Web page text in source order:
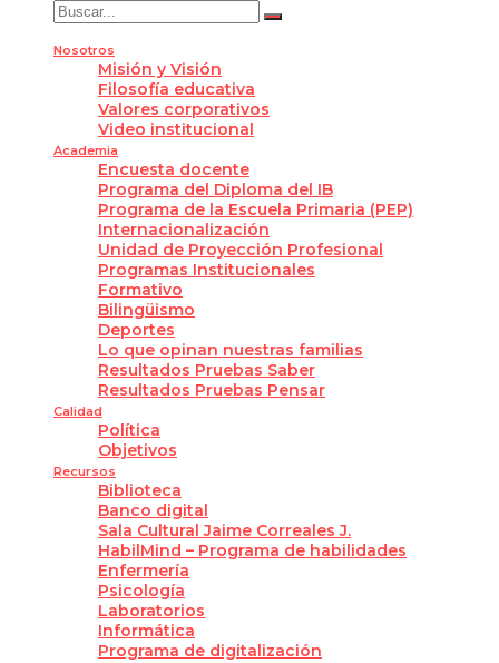
Nosotros
Misión y Visión
Filosofía educativa
Valores corporativos
Video institucional
Academia
Encuesta docente
Programa del Diploma del IB
Programa de la Escuela Primaria (PEP)
Internacionalización
Unidad de Proyección Profesional
Programas Institucionales
Formativo
Bilingüismo
Deportes
Lo que opinan nuestras familias
Resultados Pruebas Saber
Resultados Pruebas Pensar
Calidad
Política
Objetivos
Recursos
Biblioteca
Banco digital
Sala Cultural Jaime Correales J.
HabilMind – Programa de habilidades
Enfermería
Psicología
Laboratorios
Informática
Programa de digitalización